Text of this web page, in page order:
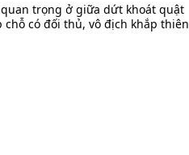
trọng ở giữa dứt khoát quật
có đối thủ, vô địch khắp thiên